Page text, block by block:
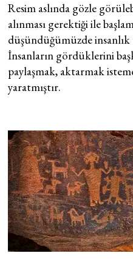
Resim aslında gözle
alınması gerektiği ile
düşündüğümüzde
İnsanların gördüklerini
paylaşmak, aktarmak
yaratmıştır.